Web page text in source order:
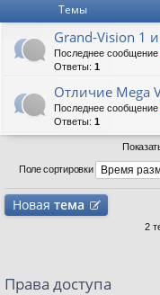
Темы
Grand-Vision 1
Последнее сообщение
Ответы: 1
Отличие Mega
Последнее сообщение
Ответы: 1
Поле сортировки
Новая тема
2
Права доступа